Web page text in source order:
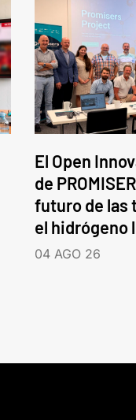
El Open
de
futuro de las
el hidrógeno
04 AGO 26